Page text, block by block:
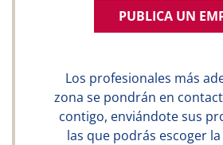
PUBLICA UN
Los profesionales más
zona se pondrán en
contigo, enviándote sus
las que podrás escoger